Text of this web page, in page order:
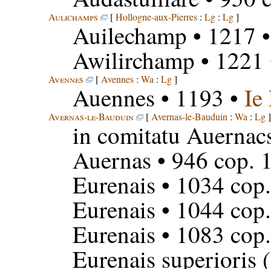
Aulichamps [Hollogne-aux-Pierres: Lg: Lg]
Auilechamp • 1217
Awilirchamp •
Avennes [ Avennes: Wa : Lg]
Auennes • 1193 • Ie
Avernas-le-Bauduin [ Avernas-le-Bauduin : Wa : Lg]
in comitatu
Auernas • 946 cop.
Eurenais • 1034
Eurenais • 1044
Eurenais • 1083
Eurenais superioris